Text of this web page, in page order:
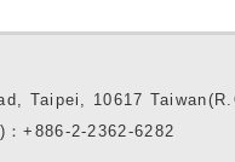
Taipei, 10617
+886-2-2362-6282